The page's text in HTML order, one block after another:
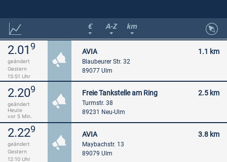
2.01 9
geändert
Gestern
15:51 Uhr
AVIA 1.1 km
Blaubeurer Str. 32
89077 Ulm
2.209
geändert
Heute
vor 5 Min.
Freie Tankstelle am Ring 2.5 km
Turmstr. 38
89231 Neu-Ulm
2.229
geändert
Gestern
12:10 Uhr
AVIA 3.8 km
Maybachstr. 13
89079 Ulm